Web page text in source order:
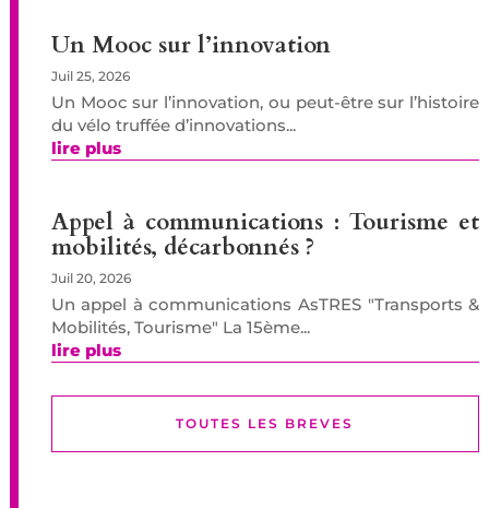
Un Mooc sur l’innovation
Juil 25, 2026
Un Mooc sur l’innovation, ou peut-être sur l’histoire
du vélo truffée d’innovations...
lire plus
Appel à communications : Tourisme et
mobilités, décarbonnés ?
Juil 20, 2026
Un appel à communications AsTRES "Transports &
Mobilités, Tourisme" La 15ème...
lire plus
TOUTES LES BREVES